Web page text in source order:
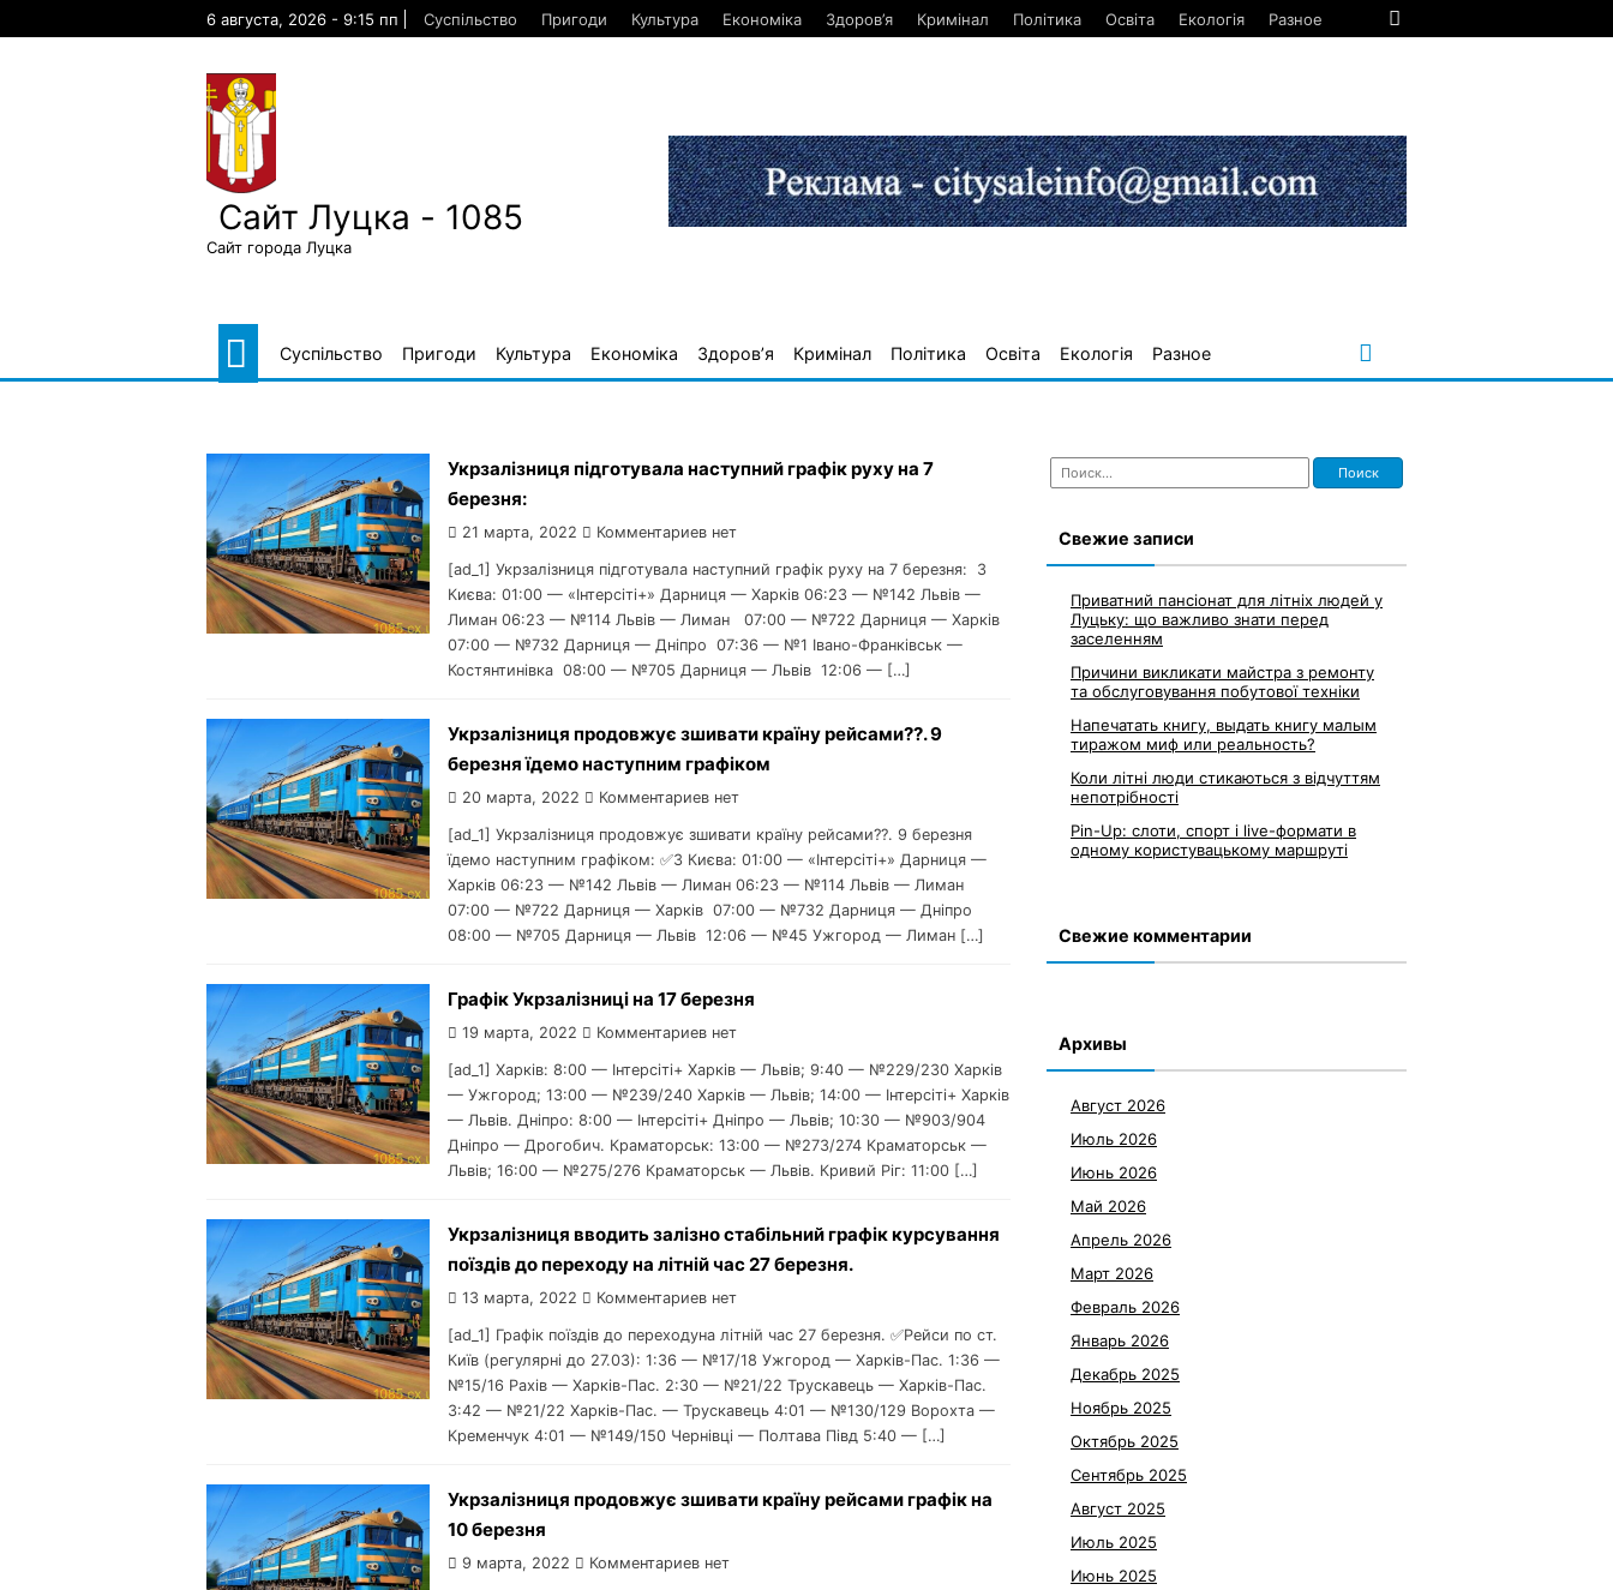
6 августа, 2026 - 9:15 пп Суспільство Пригоди Культура Економіка Здоров’я Кримінал Політика Освіта Екологія Разное
Сайт Луцка - 1085
Сайт города Луцка
Суспільство Пригоди Культура Економіка Здоров’я Кримінал Політика Освіта Екологія Разное
Укрзалізниця підготувала наступний графік руху на 7
березня:
21 марта, 2022 Комментариев нет
[ad_1] Укрзалізниця підготувала наступний графік руху на 7 березня: З
Києва: 01:00 — «Інтерсіті+» Дарниця — Харків 06:23 — №142 Львів —
Лиман 06:23 — №114 Львів — Лиман 07:00 — №722 Дарниця — Харків
07:00 — №732 Дарниця — Дніпро 07:36 — №1 Івано-Франківськ —
Костянтинівка 08:00 — №705 Дарниця — Львів 12:06 — […]
Укрзалізниця продовжує зшивати країну рейсами??. 9
березня їдемо наступним графіком
20 марта, 2022 Комментариев нет
[ad_1] Укрзалізниця продовжує зшивати країну рейсами??. 9 березня
їдемо наступним графіком: ✅З Києва: 01:00 — «Інтерсіті+» Дарниця —
Харків 06:23 — №142 Львів — Лиман 06:23 — №114 Львів — Лиман
07:00 — №722 Дарниця — Харків 07:00 — №732 Дарниця — Дніпро
08:00 — №705 Дарниця — Львів 12:06 — №45 Ужгород — Лиман […]
Графік Укрзалізниці на 17 березня
19 марта, 2022 Комментариев нет
[ad_1] Харків: 8:00 — Інтерсіті+ Харків — Львів; 9:40 — №229/230 Харків
— Ужгород; 13:00 — №239/240 Харків — Львів; 14:00 — Інтерсіті+ Харків
— Львів. Дніпро: 8:00 — Інтерсіті+ Дніпро — Львів; 10:30 — №903/904
Дніпро — Дрогобич. Краматорськ: 13:00 — №273/274 Краматорськ —
Львів; 16:00 — №275/276 Краматорськ — Львів. Кривий Ріг: 11:00 […]
Укрзалізниця вводить залізно стабільний графік курсування
поїздів до переходу на літній час 27 березня.
13 марта, 2022 Комментариев нет
[ad_1] Графік поїздів до переходуна літній час 27 березня. ✅Рейси по ст.
Київ (регулярні до 27.03): 1:36 — №17/18 Ужгород — Харків-Пас. 1:36 —
№15/16 Рахів — Харків-Пас. 2:30 — №21/22 Трускавець — Харків-Пас.
3:42 — №21/22 Харків-Пас. — Трускавець 4:01 — №130/129 Ворохта —
Кременчук 4:01 — №149/150 Чернівці — Полтава Півд 5:40 — […]
Укрзалізниця продовжує зшивати країну рейсами графік на
10 березня
9 марта, 2022 Комментариев нет
Найти:
Свежие записи
Приватний пансіонат для літніх людей у
Луцьку: що важливо знати перед
заселенням
Причини викликати майстра з ремонту
та обслуговування побутової техніки
Напечатать книгу, выдать книгу малым
тиражом миф или реальность?
Коли літні люди стикаються з відчуттям
непотрібності
Pin-Up: слоти, спорт і live-формати в
одному користувацькому маршруті
Свежие комментарии
Архивы
Август 2026
Июль 2026
Июнь 2026
Май 2026
Апрель 2026
Март 2026
Февраль 2026
Январь 2026
Декабрь 2025
Ноябрь 2025
Октябрь 2025
Сентябрь 2025
Август 2025
Июль 2025
Июнь 2025